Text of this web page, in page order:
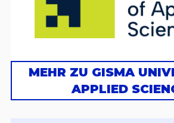
MEHR ZU GISMA
APPLIED